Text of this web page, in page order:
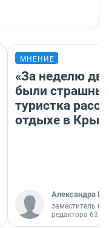
МНЕНИЕ
«За неделю
были
туристка
отдыхе в
Александра
заместитель
редактора 63.RU